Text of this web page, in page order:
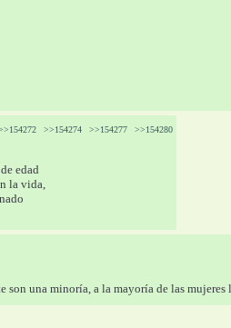
>>154274 >>154277 >>154280
edad
la vida,
son una minoría, a la mayoría de las